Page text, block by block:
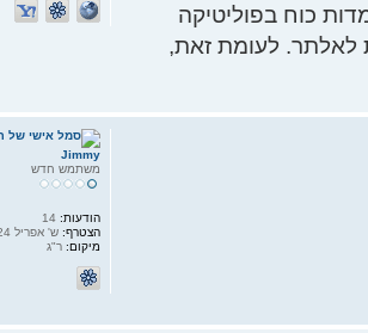
כוח בפוליטיקה
לאלתר. לעומת זאת,
Jimmy
משתמש חדש
הודעות:
הצטרף: ש' אפריל 24, 2004 12:11 am
מיקום: ר"ג